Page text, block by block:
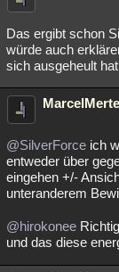
Das ergibt schon
würde auch
sich ausgeheult
@SilverForce ich
entweder über
eingehen +/-
unteranderem
@hirokonee
und das diese